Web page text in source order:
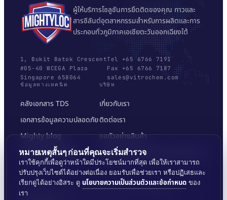
ผู้ให้บริการโซลูชันการยึดติดของคุณ กาวและ
สารซีลันต์อุตสาหกรรมสำหรับการผลิตและการ
ประกอบทั่วภูมิภาคเอเชียตะวันออกเฉียงใต้
1, Bukit Batok Crescent
#05-40 WCEGA Plaza
Singapore 658064
Tel +65 6766 7191
Fax +65 6766 7187
sales@vitrochem.com
ข้อมูลทางเทคนิค
คลังเอกสาร TDS
เอกสารข้อมูลความปลอดภัย
Mighty blog
เครื่องมือเลือกพื้นผิว
บริษัท
เกี่ยวกับเรา
ติดต่อเรา
ขอตัวอย่างสินค้า
นโยบายความเป็นส่วนตัวและข้อกำหนด
© 2026 MIGHTYLOC™ · VITROCHEM TECHNOLOGY ·
หมายเหตุสั้นๆ ก่อนที่คุณจะเริ่มสำรวจ
เราใช้คุกกี้เพื่อดูว่าหน้าใดมีประโยชน์มากที่สุด เพื่อให้เราสามารถ
ปรับปรุงเว็บไซต์ได้อย่างต่อเนื่อง ยอมรับเพื่อช่วยเรา หรือปฏิเสธและ
เรียกดูได้อย่างอิสระ ดู นโยบายความเป็นส่วนตัวและข้อกำหนด ของ
เรา